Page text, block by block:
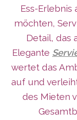
Ess-
möchten,
Detail, das
Elegante
wertet das
auf und
des Mieten